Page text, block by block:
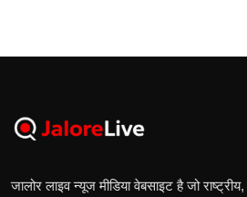
जालोर लाइव न्यूज मीडिया वेबसाइट है जो